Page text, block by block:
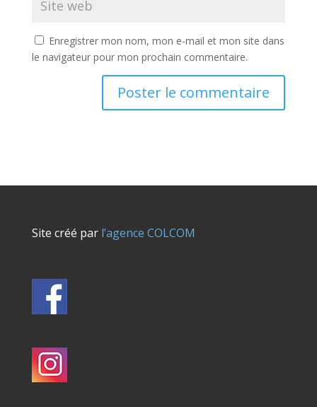
Enregistrer mon nom, mon e-mail et mon site dans
le navigateur pour mon prochain commentaire.
Site créé parl’agence COLCOM